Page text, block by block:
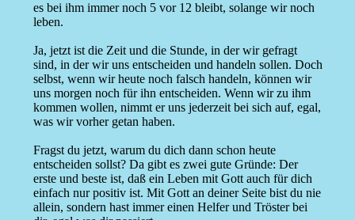
es bei ihm immer noch 5 vor 12 bleibt, solange wir noch
leben.
Ja, jetzt ist die Zeit und die Stunde, in der wir gefragt
sind, in der wir uns entscheiden und handeln sollen. Doch
selbst, wenn wir heute noch falsch handeln, können wir
uns morgen noch für ihn entscheiden. Wenn wir zu ihm
kommen wollen, nimmt er uns jederzeit bei sich auf, egal,
was wir vorher getan haben.
Fragst du jetzt, warum du dich dann schon heute
entscheiden sollst? Da gibt es zwei gute Gründe: Der
erste und beste ist, daß ein Leben mit Gott auch für dich
einfach nur positiv ist. Mit Gott an deiner Seite bist du nie
allein, sondern hast immer einen Helfer und Tröster bei